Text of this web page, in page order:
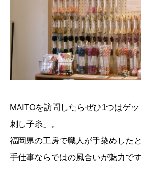
MAITOを訪問したらぜひ1つはゲ
刺し子糸」。
福岡県の工房で職人が手染めした
手仕事ならではの風合いが魅力です